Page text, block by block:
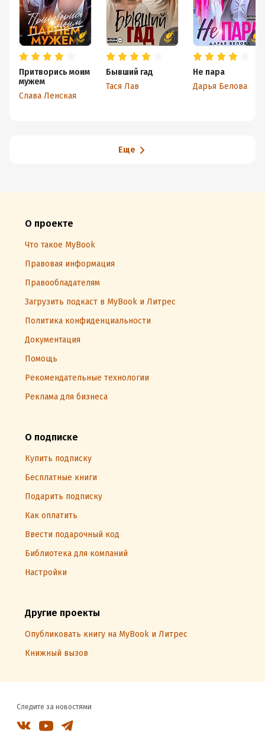
Притворись моим
мужем
Слава Ленская
Бывший гад
Тася Лав
Не пара
Дарья Белова
Еще
О проекте
Что такое MyBook
Правовая информация
Правообладателям
Загрузить подкаст в MyBook и Литрес
Политика конфиденциальности
Документация
Помощь
Рекомендательные технологии
Реклама для бизнеса
О подписке
Купить подписку
Бесплатные книги
Подарить подписку
Как оплатить
Ввести подарочный код
Библиотека для компаний
Настройки
Другие проекты
Опубликовать книгу на MyBook и Литрес
Книжный вызов
Следите за новостями